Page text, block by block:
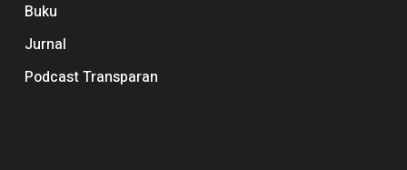
Buku
Jurnal
Podcast Transparan